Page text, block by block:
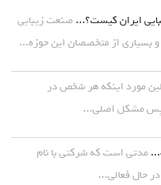
ایران کیست؟... صنعت زیبایی
بسیاری از متخصصان این حوزه...
مورد اینکه هر شخص در
مدتی است که شرکتی با نام
حال فعالی...